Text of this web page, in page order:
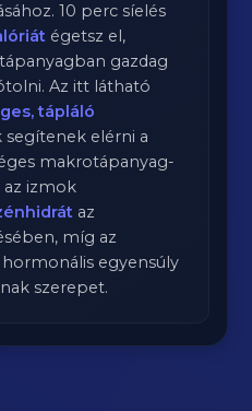
10 perc síelés
égetsz el,
gazdag
Az itt látható
tápláló
segítenek elérni a
makrotápanyag-
az izmok
az
míg az
hormonális egyensúly
szerepet.